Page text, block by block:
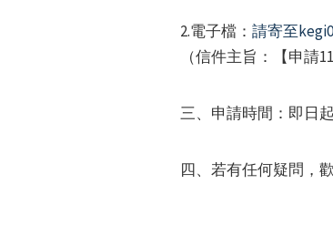
2.電子檔： 請寄至
（信件主旨：【申請
三、申請時間：即日
四、若有任何疑問，